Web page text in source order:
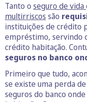
Tanto o seguro de vida
multirriscos são
instituições de crédito
empréstimo, servindo
crédito habitação.
seguros no banco
Primeiro que tudo,
se existe uma perda
seguros do banco